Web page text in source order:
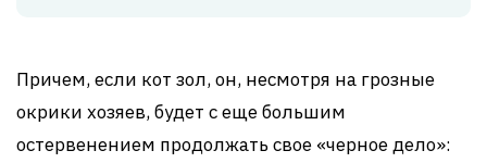
Причем, если кот зол, он, несмотря на грозные
окрики хозяев, будет с еще большим
остервенением продолжать свое «черное дело»: